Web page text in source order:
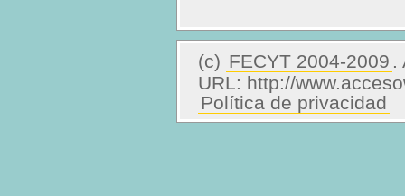
(c) FECYT 2004-2009 .
URL: http://
Política de privacidad